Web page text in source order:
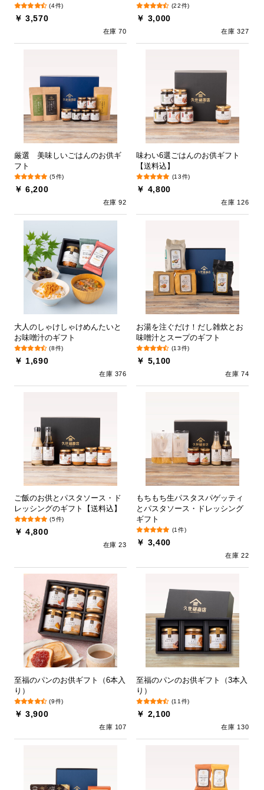
(4件)
￥ 3,570
在庫 70
(22件)
￥ 3,000
在庫 327
厳選 美味しいごはんのお供ギ
フト
(5件)
￥ 6,200
在庫 92
味わい6選ごはんのお供ギフト
【送料込】
(13件)
￥ 4,800
在庫 126
大人のしゃけしゃけめんたいと
お味噌汁のギフト
(8件)
￥ 1,690
在庫 376
お湯を注ぐだけ！だし雑炊とお
味噌汁とスープのギフト
(13件)
￥ 5,100
在庫 74
ご飯のお供とパスタソース・ド
レッシングのギフト【送料込】
(5件)
￥ 4,800
在庫 23
もちもち生パスタスパゲッティ
とパスタソース・ドレッシング
ギフト
(1件)
￥ 3,400
在庫 22
至福のパンのお供ギフト（6本入
り）
(9件)
￥ 3,900
在庫 107
至福のパンのお供ギフト（3本入
り）
(11件)
￥ 2,100
在庫 130